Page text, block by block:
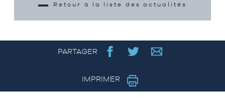
Retour à la liste des actualités
PARTAGER
IMPRIMER